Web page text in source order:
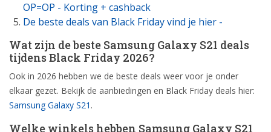
OP=OP - Korting + cashback
De beste deals van Black Friday vind je hier -
Wat zijn de beste Samsung Galaxy S21 deals
tijdens Black Friday 2026?
Ook in 2026 hebben we de beste deals weer voor je onder
elkaar gezet. Bekijk de aanbiedingen en Black Friday deals hier:
Samsung Galaxy S21 .
Welke winkels hebben Samsung Galaxy S21